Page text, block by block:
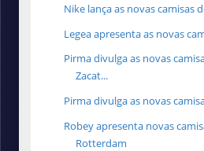
Nike lança as novas camisas
Legea apresenta as novas
Pirma divulga as novas
Zacat...
Pirma divulga as novas
Robey apresenta novas
Rotterdam